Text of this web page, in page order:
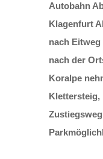
Autobahn
Klagenfurt
nach
nach der
Koralpe
Klettersteig,